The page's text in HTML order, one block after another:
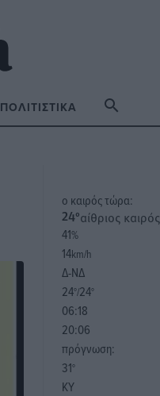
ΠΟΛΙΤΙΣΤΙΚΆ
o καιρός τώρα:
24°αίθριος καιρός
41%
14km/h
Δ-ΝΔ
24°/24°
06:18
20:06
πρόγνωση:
31°
ΚΥ